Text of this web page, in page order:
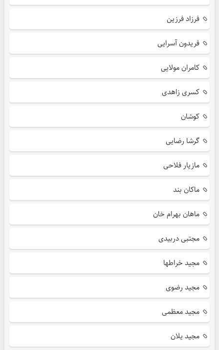
فرزاد فرزین
فریدون آسرایی
کامران مولایی
کسری زاهدی
کوشان
گرشا رضایی
مازیار فلاحی
ماکان بند
ماهان بهرام خان
مجتبی دربیدی
مجید خراطها
مجید رضوی
مجید معظمی
مجید یلان